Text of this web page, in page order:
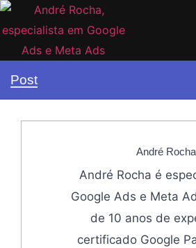
Post
André Rocha
André Rocha é
Google Ads e Meta
de 10 anos de
certificado Google